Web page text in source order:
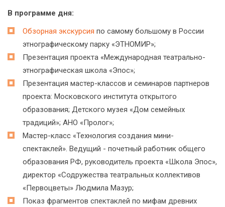
В программе дня:
Обзорная экскурсия по самому большому в России
этнографическому парку «ЭТНОМИР»;
Презентация проекта «Международная театрально-
этнографическая школа «Эпос»;
Презентация мастер-классов и семинаров партнеров
проекта: Московского института открытого
образования; Детского музея «Дом семейных
традиций»; АНО «Пролог»;
Мастер-класс «Технология создания мини-
спектаклей». Ведущий - почетный работник общего
образования РФ, руководитель проекта «Школа Эпос»,
директор «Содружества театральных коллективов
«Первоцветы» Людмила Мазур;
Показ фрагментов спектаклей по мифам древних